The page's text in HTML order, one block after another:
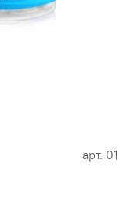
арт. 01